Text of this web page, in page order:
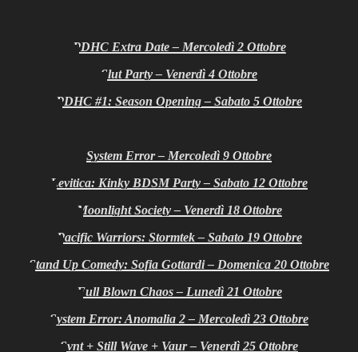
PDHC Extra Date – Mercoledì 2 Ottobre
Slut Party – Venerdì 4 Ottobre
PDHC #1: Season Opening – Sabato 5 Ottobre
System Error – Mercoledì 9 Ottobre
Levitica: Kinky BDSM Party – Sabato 12 Ottobre
Moonlight Society – Venerdì 18 Ottobre
Pacific Warriors: Stormtek – Sabato 19 Ottobre
Stand Up Comedy: Sofia Gottardi – Domenica 20 Ottobre
Full Blown Chaos – Lunedì 21 Ottobre
System Error: Anomalia 2 – Mercoledì 23 Ottobre
Svnt + Still Wave + Vaur – Venerdì 25 Ottobre